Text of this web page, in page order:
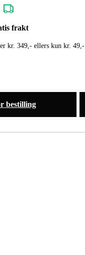
frakt
kr. 349,- ellers kun kr. 49,-
bestilling